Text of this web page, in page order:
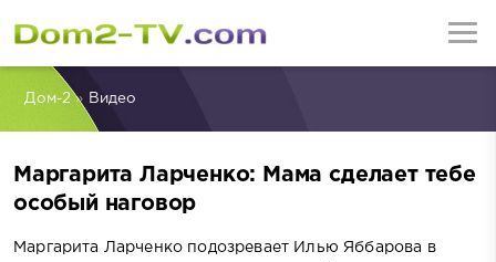
Дом-2» Видео
Маргарита Ларченко: Мама сделает тебе
особый наговор
Маргарита Ларченко подозревает Илью Яббарова в